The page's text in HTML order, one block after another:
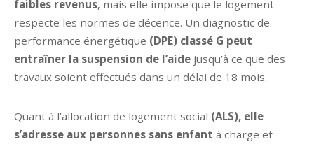
faibles revenus, mais elle impose que le logement
respecte les normes de décence. Un diagnostic de
performance énergétique (DPE) classé G peut
entraîner la suspension de l’aide jusqu’à ce que des
travaux soient effectués dans un délai de 18 mois.
Quant à l’allocation de logement social (ALS), elle
s’adresse aux personnes sans enfant à charge et